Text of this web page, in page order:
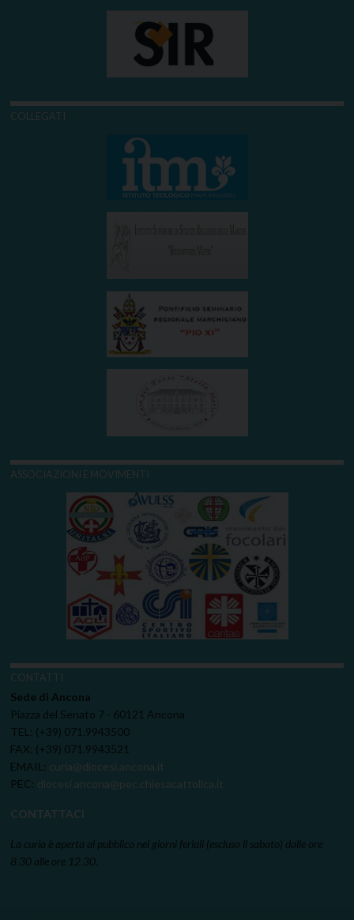
COLLEGATI
ASSOCIAZIONI E MOVIMENTI
CONTATTI
Sede di Ancona
Piazza del Senato 7 - 60121 Ancona
TEL: (+39) 071.9943500
FAX: (+39) 071.9943521
EMAIL: curia@diocesi.ancona.it
PEC: diocesi.ancona@pec.chiesacattolica.it
CONTATTACI
La curia è aperta al pubblico nei giorni feriali (escluso il sabato) dalle ore
8.30 alle ore 12.30.